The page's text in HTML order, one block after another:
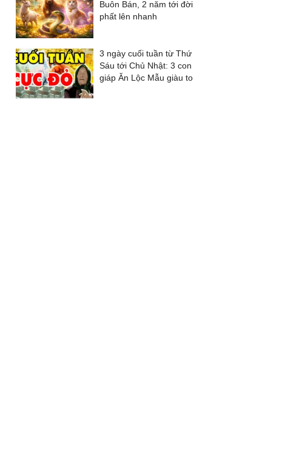
Buôn Bán, 2 năm tới đời
phất lên nhanh
3 ngày cuối tuần từ Thứ
Sáu tới Chủ Nhật: 3 con
giáp Ăn Lộc Mẫu giàu to